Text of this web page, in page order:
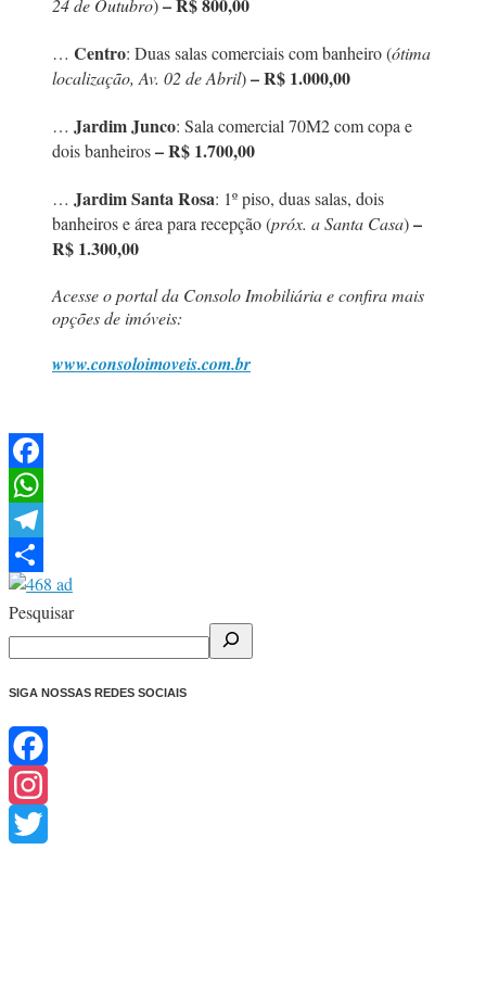
24 de Outubro)
… Centro: Duas salas comerciais com banheiro (ótima
localização, Av. 02 de Abril)– R$ 1.000,00
… Jardim Junco: Sala comercial 70M2 com copa e
dois banheiros– R$ 1.700,00
… Jardim Santa Rosa: 1º piso, duas salas, dois
banheiros e área para recepção (próx. a Santa Casa)–
R$ 1.300,00
Acesse o portal da Consolo Imobiliária e confira mais
opções de imóveis:
www.consoloimoveis.com.br
Facebook
WhatsApp
Telegram
Share
Pesquisar
SIGA NOSSAS REDES SOCIAIS
Facebook
Instagram